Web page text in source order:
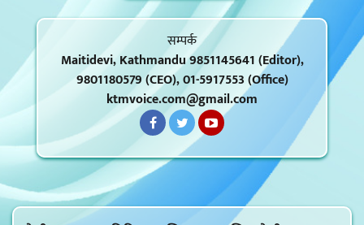
सम्पर्क
Maitidevi, Kathmandu 9851145641 (Editor),
9801180579 (CEO), 01-5917553 (Office)
ktmvoice.com@gmail.com